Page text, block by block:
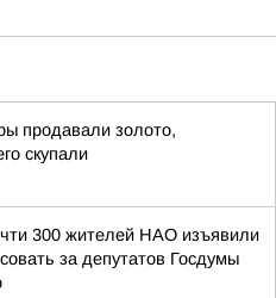
продавали золото,
скупали
300 жителей НАО изъявили
за депутатов Госдумы